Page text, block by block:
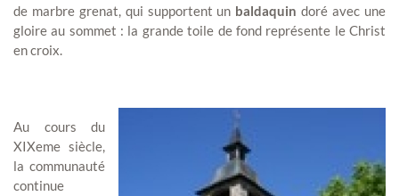
de marbre grenat, qui supportent un baldaquindoré avec une
gloire au sommet : la grande toile de fond représente le Christ
en croix.
Au cours du
XIXeme siècle,
la communauté
continue